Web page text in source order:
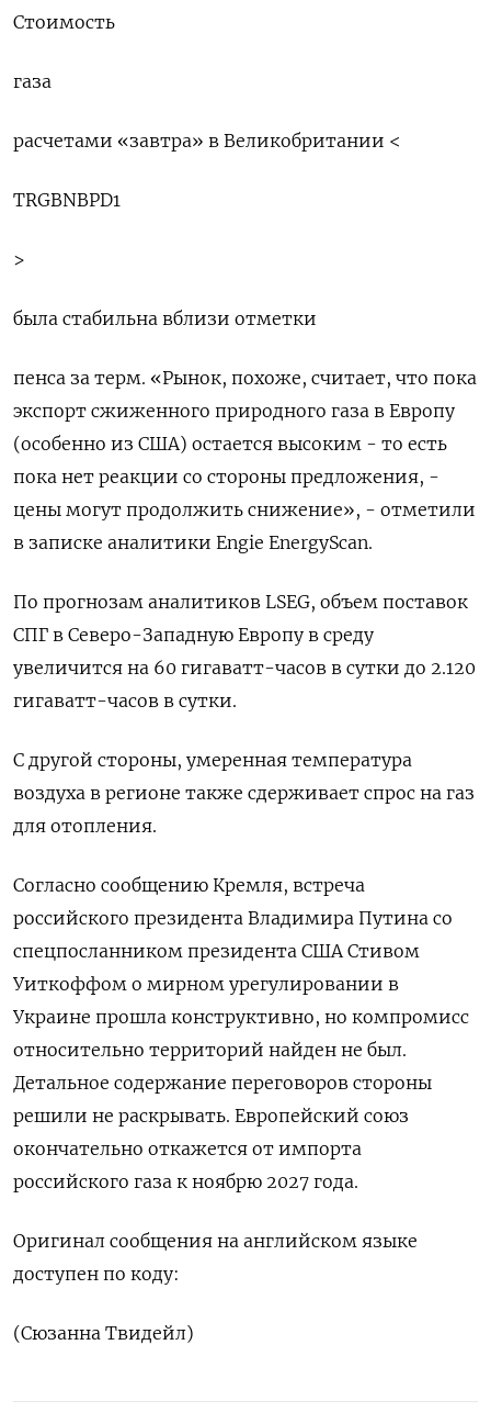
Стоимость
газа
расчетами «завтра» в Великобритании <
TRGBNBPD1
>
была стабильна вблизи отметки
пенса за терм. «Рынок, похоже, считает, что пока
экспорт сжиженного природного газа в Европу
(особенно из США) остается высоким - то есть
пока нет реакции со стороны предложения, -
цены могут продолжить снижение», - отметили
в записке аналитики Engie EnergyScan.
По прогнозам аналитиков LSEG, объем поставок
СПГ в Северо-Западную Европу в среду
увеличится на 60 гигаватт-часов в сутки до 2.120
гигаватт-часов в сутки.
С другой стороны, умеренная температура
воздуха в регионе также сдерживает спрос на газ
для отопления.
Согласно сообщению Кремля, встреча
российского президента Владимира Путина со
спецпосланником президента США Стивом
Уиткоффом о мирном урегулировании в
Украине прошла конструктивно, но компромисс
относительно территорий найден не был.
Детальное содержание переговоров стороны
решили не раскрывать. Европейский союз
окончательно откажется от импорта
российского газа к ноябрю 2027 года.
Оригинал сообщения на английском языке
доступен по коду:
(Сюзанна Твидейл)